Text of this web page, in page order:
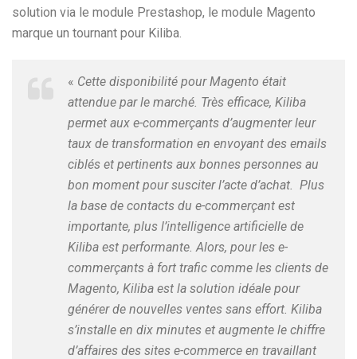
solution via le module Prestashop, le module Magento
marque un tournant pour Kiliba.
« Cette disponibilité pour Magento était
attendue par le marché. Très efficace, Kiliba
permet aux e-commerçants d’augmenter leur
taux de transformation en envoyant des emails
ciblés et pertinents aux bonnes personnes au
bon moment pour susciter l’acte d’achat. Plus
la base de contacts du e-commerçant est
importante, plus l’intelligence artificielle de
Kiliba est performante. Alors, pour les e-
commerçants à fort trafic comme les clients de
Magento, Kiliba est la solution idéale pour
générer de nouvelles ventes sans effort. Kiliba
s’installe en dix minutes et augmente le chiffre
d’affaires des sites e-commerce en travaillant